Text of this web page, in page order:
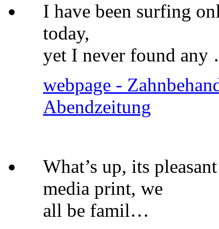
I have been surfing
today,
yet I never found
webpage -
Abendzeitung
What’s up, its
media print, we
all be famil…